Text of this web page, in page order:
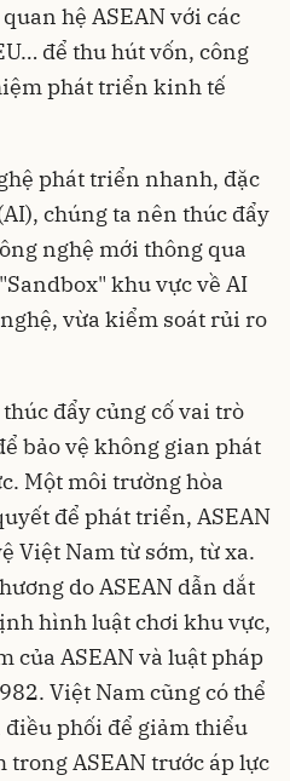
hệ ASEAN với các
để thu hút vốn, công
phát triển kinh tế
phát triển nhanh, đặc
chúng ta nên thúc đẩy
nghệ mới thông qua
khu vực về AI
vừa kiểm soát rủi ro
đẩy củng cố vai trò
bảo vệ không gian phát
Một môi trường hòa
để phát triển, ASEAN
Việt Nam từ sớm, từ xa.
do ASEAN dẫn dắt
hình luật chơi khu vực,
của ASEAN và luật pháp
Việt Nam cũng có thể
phối để giảm thiểu
trong ASEAN trước áp lực